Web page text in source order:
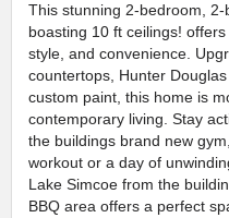
This stunning 2-bedroom,
boasting 10 ft ceilings!
style, and convenience.
countertops, Hunter
custom paint, this home is
contemporary living. Stay
the buildings brand new
workout or a day of
Lake Simcoe from the
BBQ area offers a perfect